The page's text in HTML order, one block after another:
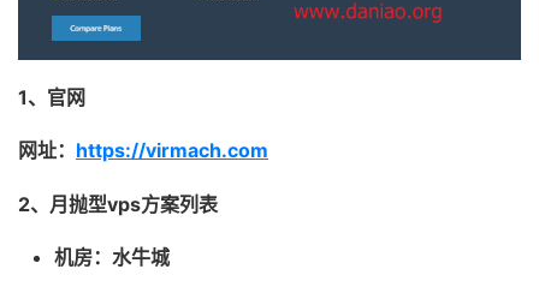
1、官网
网址： https://virmach.com
2、月抛型vps方案列表
机房：水牛城